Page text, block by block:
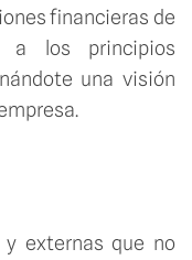
financieras de
a los principios
una visión
y externas que no